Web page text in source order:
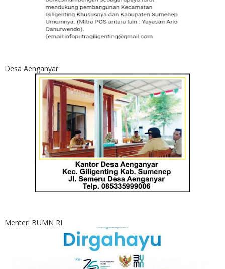
Desa Aenganyar
Menteri BUMN RI